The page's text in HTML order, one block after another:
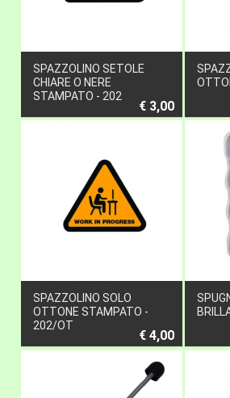
SPAZZOLINO SETOLE
CHIARE O NERE
STAMPATO - 202
€ 3,00
SPAZZOLINO SOLO
OTTONE STAMPATO -
202/OT
€ 4,00